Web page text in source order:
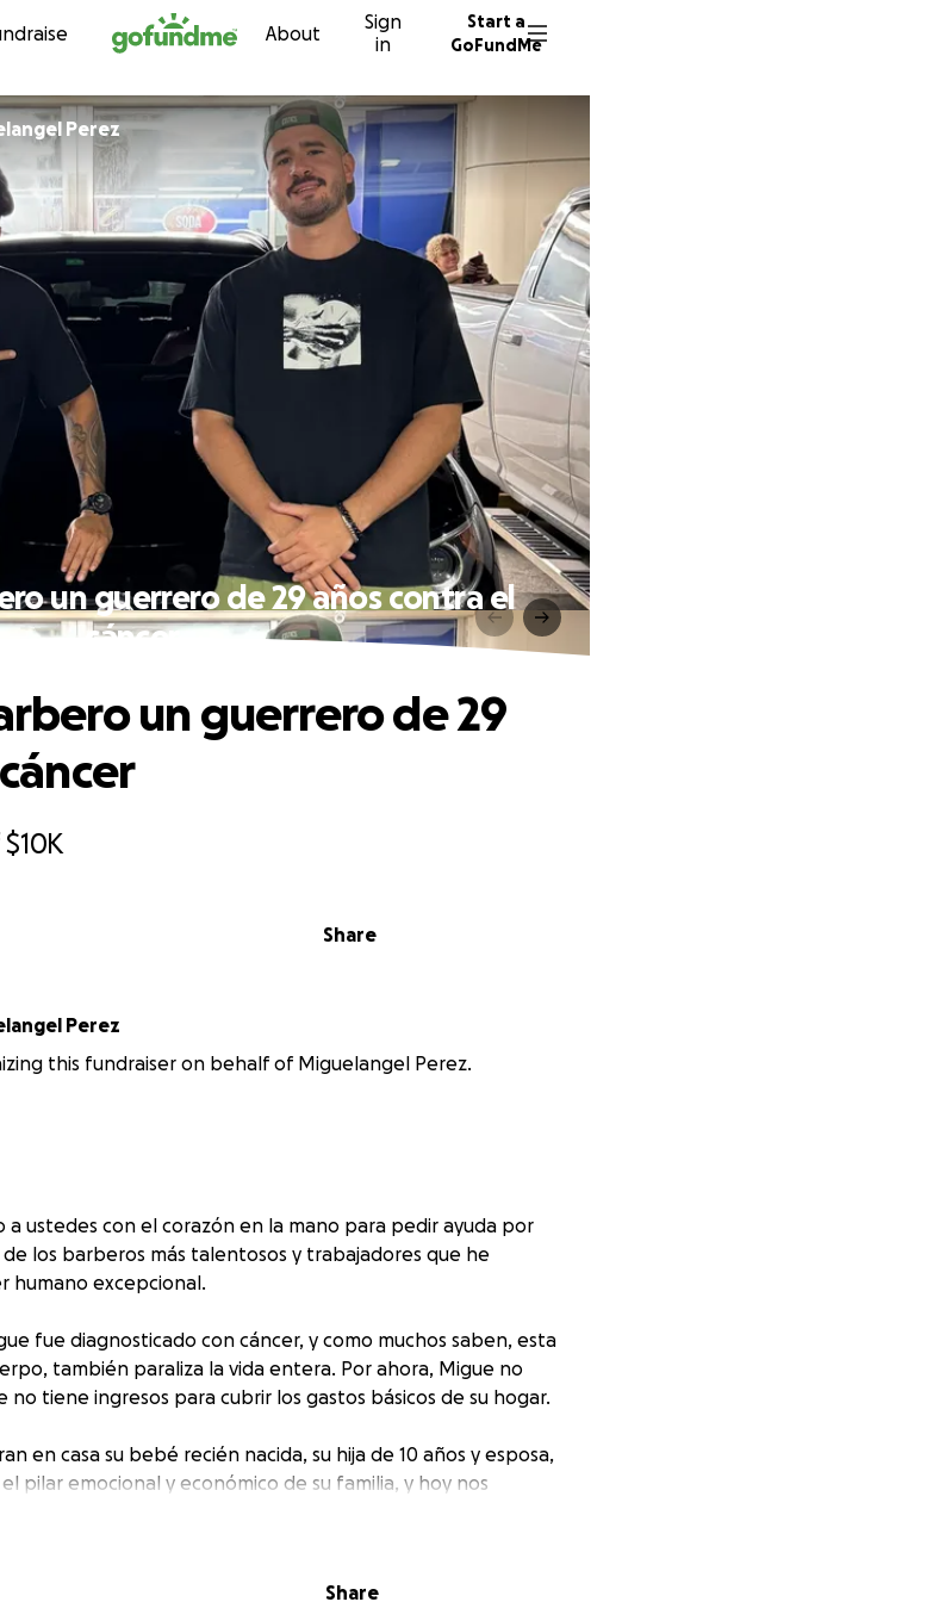
Skip to content About
Sign
in
Start a
GoFundMe
Perez
un guerrero de 29 años contra el
cáncer
$10K
Share
un guerrero de 29
Perez
this fundraiser on behalf of Miguelangel Perez.
a ustedes con el corazón en la mano para pedir ayuda por
los barberos más talentosos y trabajadores que he
humano excepcional.
fue diagnosticado con cáncer, y como muchos saben, esta
también paraliza la vida entera. Por ahora, Migue no
no tiene ingresos para cubrir los gastos básicos de su hogar.
en casa su bebé recién nacida, su hija de 10 años y esposa,
pilar emocional y económico de su familia, y hoy nos
Share